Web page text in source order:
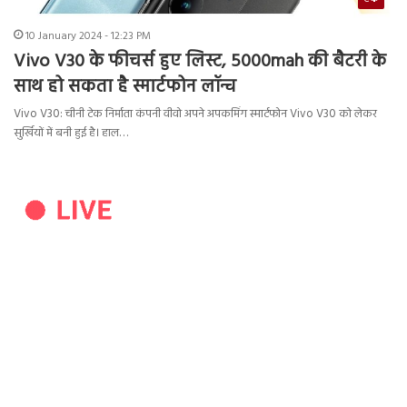
10 January 2024 - 12:23 PM
Vivo V30 के फीचर्स हुए लिस्ट, 5000mah की बैटरी के
साथ हो सकता है स्मार्टफोन लॉन्च
Vivo V30: चीनी टेक निर्माता कंपनी वीवो अपने अपकमिंग स्मार्टफोन Vivo V30 को लेकर
सुर्खियों में बनी हुई है। हाल…